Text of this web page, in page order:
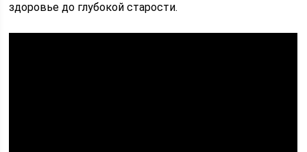
здоровье до глубокой старости.